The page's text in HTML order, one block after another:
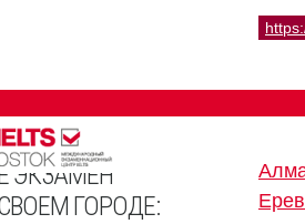
ЭКЗАМЕН
СВОЕМ ГОРОДЕ: